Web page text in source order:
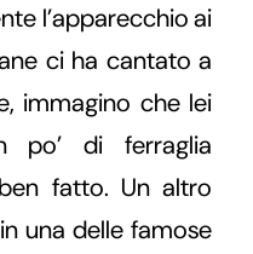
l’apparecchio ai
ci ha cantato a
immagino che lei
po’ di ferraglia
fatto. Un altro
una delle famose